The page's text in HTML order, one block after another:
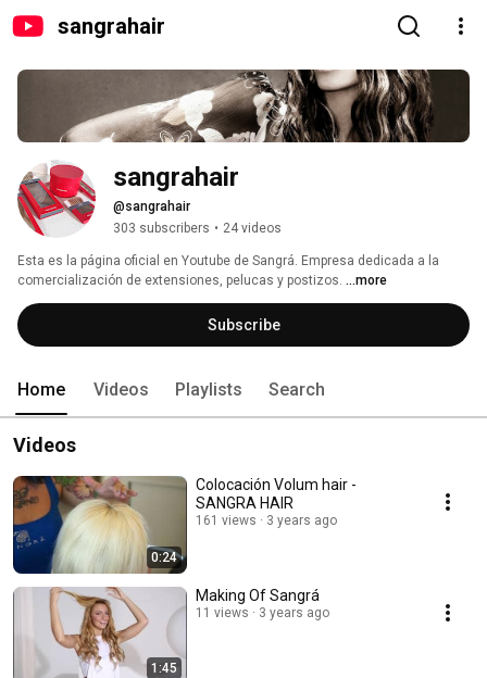
sangrahair
sangrahair
@sangrahair
303 subscribers • 24 videos
Esta es la página oficial en Youtube de Sangrá. Empresa dedicada a la
comercialización de extensiones, pelucas y postizos. ...more
Subscribe
Home Videos Playlists Search
Videos
0:24
Colocación Volum hair -
SANGRA HAIR
161 views 3 years ago
1:45
Making Of Sangrá
11 views 3 years ago